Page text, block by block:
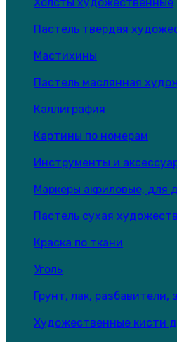
Пастель твердая
Мастихины
Пастель маслянная
Каллиграфия
Картины по номерам
Инструменты и
Маркеры акриловые, для
Пастель сухая
Краска по ткани
Уголь
Грунт, лак, разбавители,
Художественные кисти